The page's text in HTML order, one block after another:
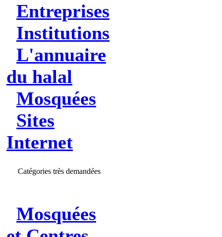
Entreprises
Institutions
L'annuaire
du halal
Mosquées
Sites
Internet
Catégories très demandées
Mosquées